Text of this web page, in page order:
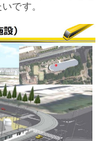
です。